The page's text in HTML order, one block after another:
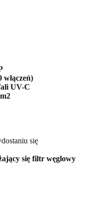
włączeń)
UV-C
się
się filtr węglowy